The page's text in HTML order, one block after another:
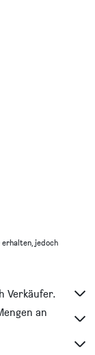
jedoch
Verkäufer.
an